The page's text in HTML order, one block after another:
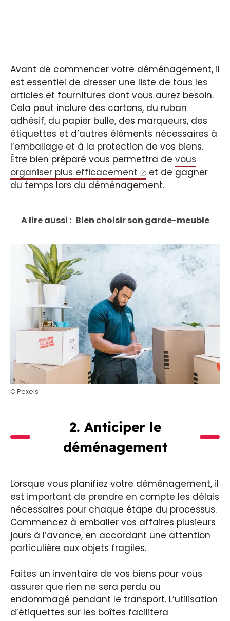
Avant de commencer votre déménagement, il
est essentiel de dresser une liste de tous les
articles et fournitures dont vous aurez besoin.
Cela peut inclure des cartons, du ruban
adhésif, du papier bulle, des marqueurs, des
étiquettes et d’autres éléments nécessaires à
l’emballage et à la protection de vos biens.
Être bien préparé vous permettra de vous
organiser plus efficacement
et de gagner
du temps lors du déménagement.
A lire aussi : Bien choisir son garde-meuble
C Pexels
2. Anticiper le
déménagement
Lorsque vous planifiez votre déménagement, il
est important de prendre en compte les délais
nécessaires pour chaque étape du processus.
Commencez à emballer vos affaires plusieurs
jours à l’avance, en accordant une attention
particulière aux objets fragiles.
Faites un inventaire de vos biens pour vous
assurer que rien ne sera perdu ou
endommagé pendant le transport. L’utilisation
d’étiquettes sur les boîtes facilitera